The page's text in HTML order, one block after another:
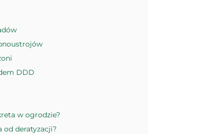
DDD
w ogrodzie?
od deratyzacji?